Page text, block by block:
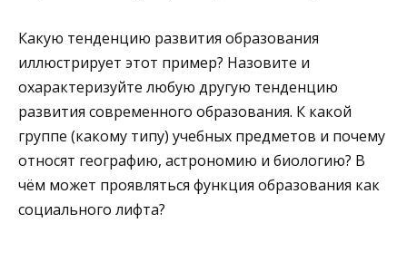
Какую тенденцию развития образования
иллюстрирует этот пример? Назовите и
охарактеризуйте любую другую тенденцию
развития современного образования. К какой
группе (какому типу) учебных предметов и почему
относят географию, астрономию и биологию? В
чём может проявляться функция образования как
социального лифта?